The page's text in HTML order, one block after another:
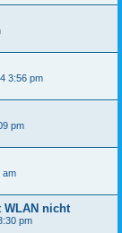
3:56 pm
pm
am
WLAN nicht
pm